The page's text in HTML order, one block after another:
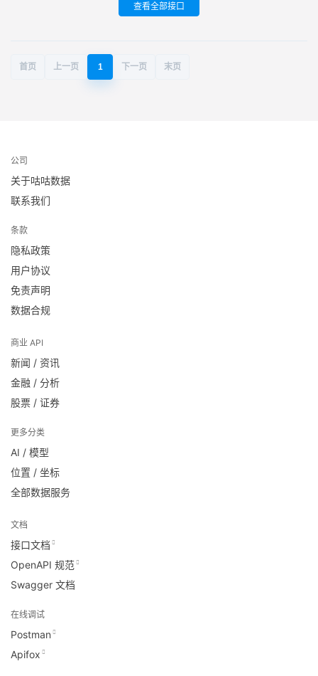
查看全部接口
首页 上一页 1 下一页 末页
公司
关于咕咕数据
联系我们
条款
隐私政策
用户协议
免责声明
数据合规
商业 API
新闻 / 资讯
金融 / 分析
股票 / 证券
更多分类
AI / 模型
位置 / 坐标
全部数据服务
文档
接口文档
OpenAPI 规范
Swagger 文档
在线调试
Postman
Apifox